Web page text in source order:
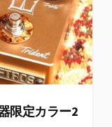
限定カラー2